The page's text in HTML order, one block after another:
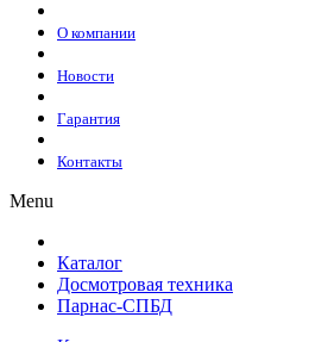
О компании
Новости
Гарантия
Контакты
Menu
Каталог
Досмотровая техника
Парнас-СПБД